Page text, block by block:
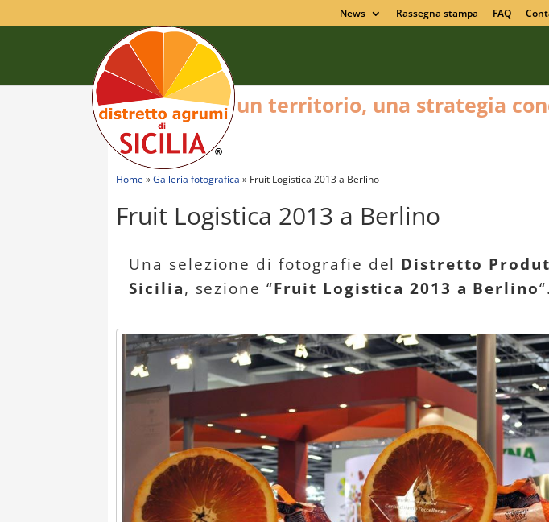
News Rassegna stampa FAQ
Home »Galleria fotografica » Fruit Logistica 2013 a Berlino
Fruit Logistica 2013 a Berlino
Una selezione di fotografie del Distretto
Sicilia, sezione “Fruit Logistica 2013 a Berlino“.
un territorio, una strategia